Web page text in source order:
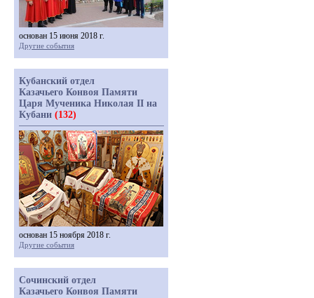
основан 15 июня 2018 г.
Другие события
Кубанский отдел
Казачьего Конвоя Памяти
Царя Мученика Николая II на
Кубани (132)
основан 15 ноября 2018 г.
Другие события
Сочинский отдел
Казачьего Конвоя Памяти